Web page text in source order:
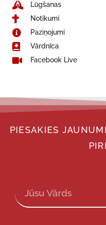
Lūgšanas
Notikumi
Paziņojumi
Vārdnīca
Facebook Live
PIESAKIES